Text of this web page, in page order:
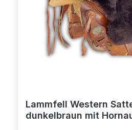
Lammfell Western
dunkelbraun mit